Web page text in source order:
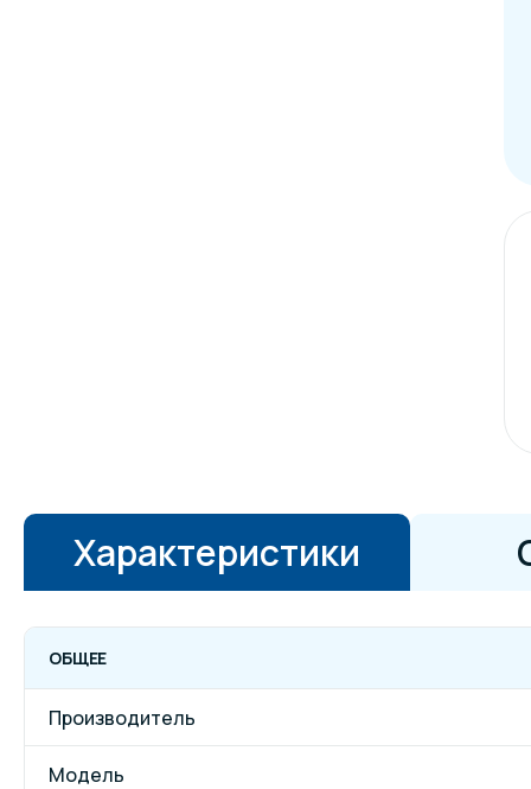
Характеристики
ОБЩЕЕ
Производитель
Модель